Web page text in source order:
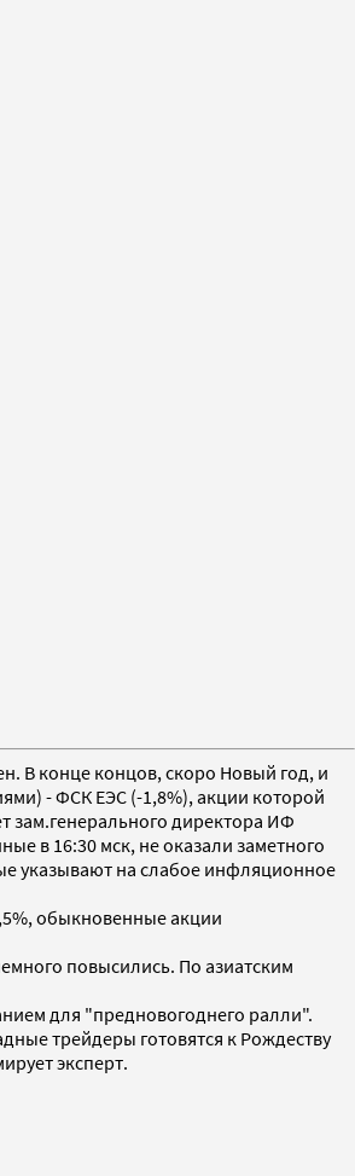
В конце концов, скоро Новый год, и
- ФСК ЕЭС (-1,8%), акции которой
зам.генерального директора ИФ
в 16:30 мск, не оказали заметного
указывают на слабое инфляционное
обыкновенные акции
повысились. По азиатским
для "предновогоднего ралли".
трейдеры готовятся к Рождеству
эксперт.